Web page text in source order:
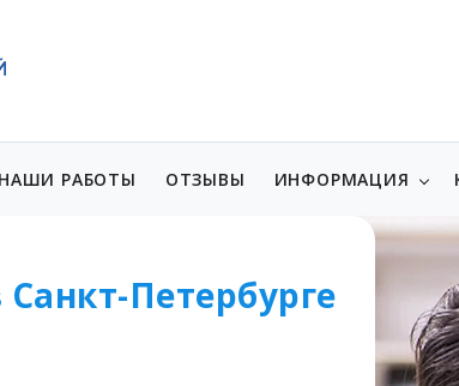
НАШИ РАБОТЫ ОТЗЫВЫ ИНФОРМАЦИЯ
Петербурге